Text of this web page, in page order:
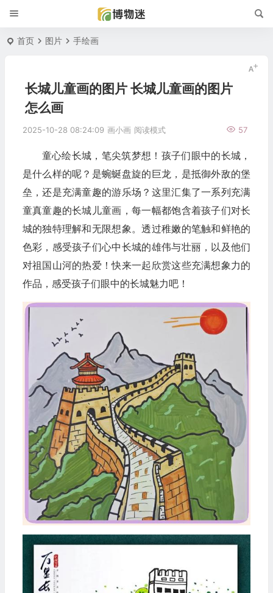
首页 图片 手绘画
长城儿童画的图片 长城儿童画的图片
怎么画
2025-10-28 08:24:09 画小画 57
阅读模式
童心绘长城，笔尖筑梦想！孩子们眼中的长城，
是什么样的呢？是蜿蜒盘旋的巨龙，是抵御外敌的堡
垒，还是充满童趣的游乐场？这里汇集了一系列充满
童真童趣的长城儿童画，每一幅都饱含着孩子们对长
城的独特理解和无限想象。透过稚嫩的笔触和鲜艳的
色彩，感受孩子们心中长城的雄伟与壮丽，以及他们
对祖国山河的热爱！快来一起欣赏这些充满想象力的
作品，感受孩子们眼中的长城魅力吧！